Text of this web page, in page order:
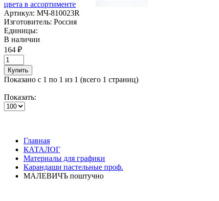
цвета в ассортименте
Артикул: МЧ-810023R
Изготовитель: Россия
Единицы:
В наличии
164 ₽
Купить
Показано с 1 по 1 из 1 (всего 1 страниц)
Показать:
Главная
КАТАЛОГ
Материалы для графики
Карандаши пастельные проф.
МАЛЕВИЧЪ поштучно